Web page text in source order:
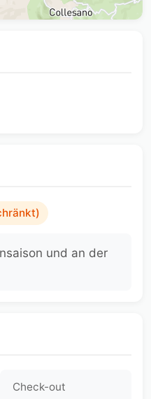
und an der
Check-out